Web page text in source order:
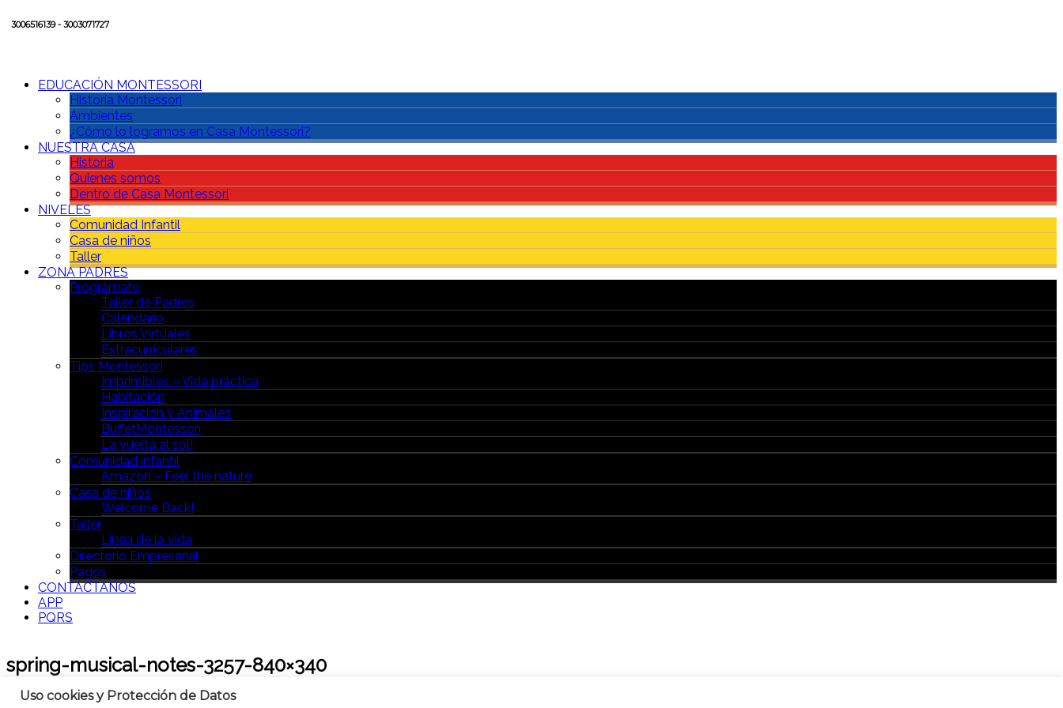
3006516139 - 3003071727
EDUCACIÓN MONTESSORI
Historia Montessori
Ambientes
¿Cómo lo logramos en Casa Montessori?
NUESTRA CASA
Historia
Quienes somos
Dentro de Casa Montessori
NIVELES
Comunidad Infantil
Casa de niños
Taller
ZONA PADRES
Prográmate
Taller de Padres
Calendario
Libros Virtuales
Extracurriculares
Tips Montessori
Imprimibles – Vida práctica
Habitación
Inspiración y Animales
BuffetMontessori
La vuelta al sol!
Comunidad infantil
Amazon – Feel the nature
Casa de niños
Welcome Back!
Taller
Línea de la vida
Directorio Empresarial
Pagos
CONTÁCTANOS
APP
PQRS
spring-musical-notes-3257-840×340
Uso cookies y Protección de Datos